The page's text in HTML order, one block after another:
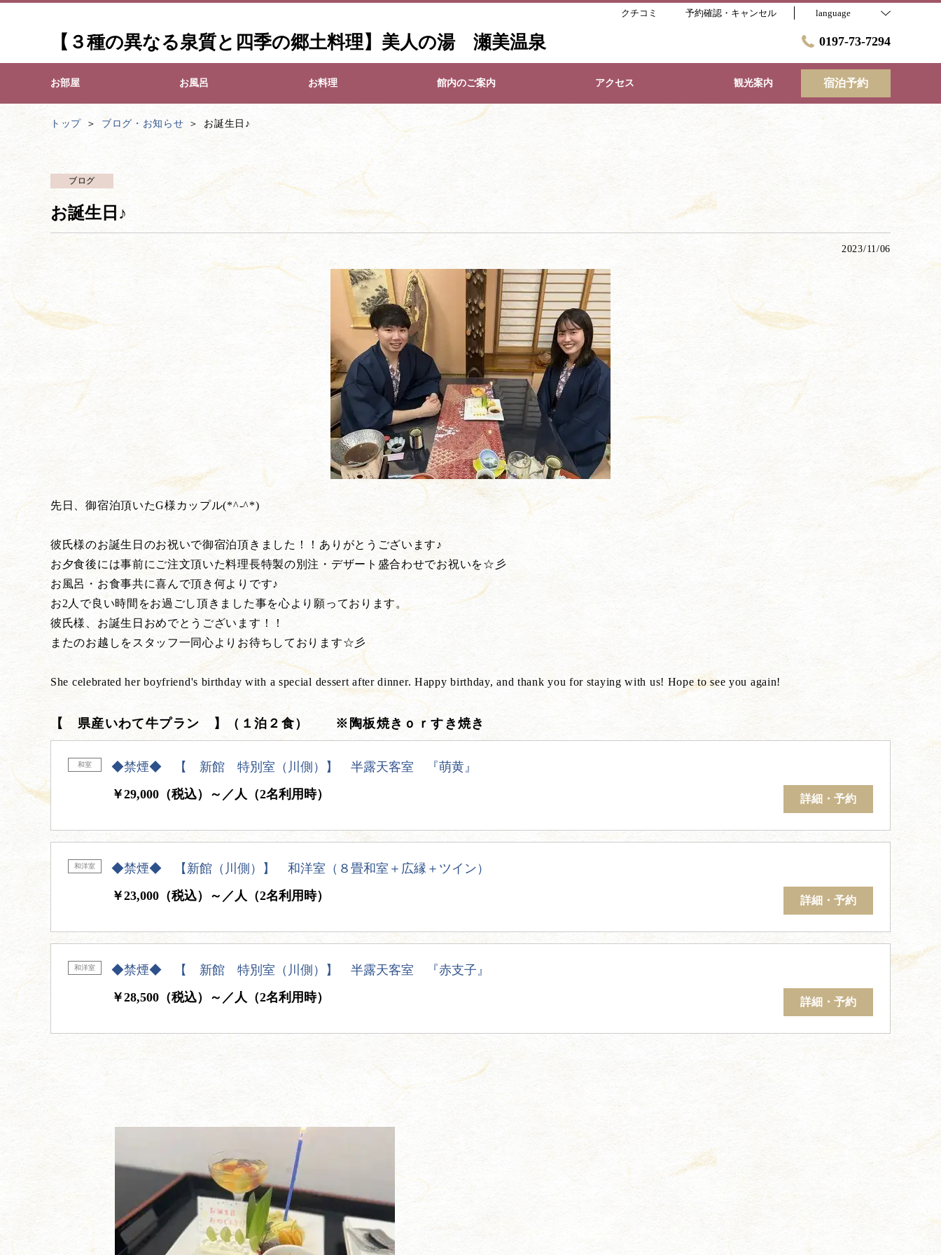
クチコミ 予約確認・キャンセル language
【３種の異なる泉質と四季の郷土料理】美人の湯 瀬美温泉 0197-73-7294
お部屋 お風呂 お料理 館内のご案内 アクセス 観光案内 宿泊予約
トップ ブログ・お知らせ お誕生日♪
ブログ
お誕生日♪
2023/11/06
先日、御宿泊頂いたG様カップル(*^-^*)
彼氏様のお誕生日のお祝いで御宿泊頂きました！！ありがとうございます♪
お夕食後には事前にご注文頂いた料理長特製の別注・デザート盛合わせでお祝いを☆彡
お風呂・お食事共に喜んで頂き何よりです♪
お2人で良い時間をお過ごし頂きました事を心より願っております。
彼氏様、お誕生日おめでとうございます！！
またのお越しをスタッフ一同心よりお待ちしております☆彡
She celebrated her boyfriend's birthday with a special dessert after dinner. Happy birthday, and thank you for staying with us! Hope to see you again!
【 県産いわて牛プラン 】（１泊２食） ※陶板焼きｏｒすき焼き
和室
◆禁煙◆ 【 新館 特別室（川側）】 半露天客室 『萌黄』
￥29,000（税込）～／人（2名利用時）
詳細・予約
和洋室
◆禁煙◆ 【新館（川側）】 和洋室（８畳和室＋広縁＋ツイン）
￥23,000（税込）～／人（2名利用時）
詳細・予約
和洋室
◆禁煙◆ 【 新館 特別室（川側）】 半露天客室 『赤支子』
￥28,500（税込）～／人（2名利用時）
詳細・予約